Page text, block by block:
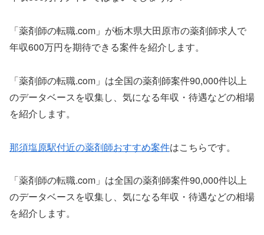
「薬剤師の転職.com」が栃木県大田原市の薬剤師求人で
年収600万円を期待できる案件を紹介します。
「薬剤師の転職.com」は全国の薬剤師案件90,000件以上
のデータベースを収集し、気になる年収・待遇などの相場
を紹介します。
那須塩原駅付近の薬剤師おすすめ案件はこちらです。
「薬剤師の転職.com」は全国の薬剤師案件90,000件以上
のデータベースを収集し、気になる年収・待遇などの相場
を紹介します。